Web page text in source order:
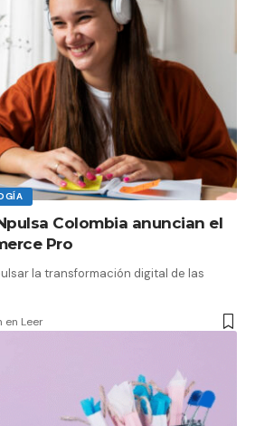
Colombia anuncian el
Pro
la transformación digital de las
en Leer